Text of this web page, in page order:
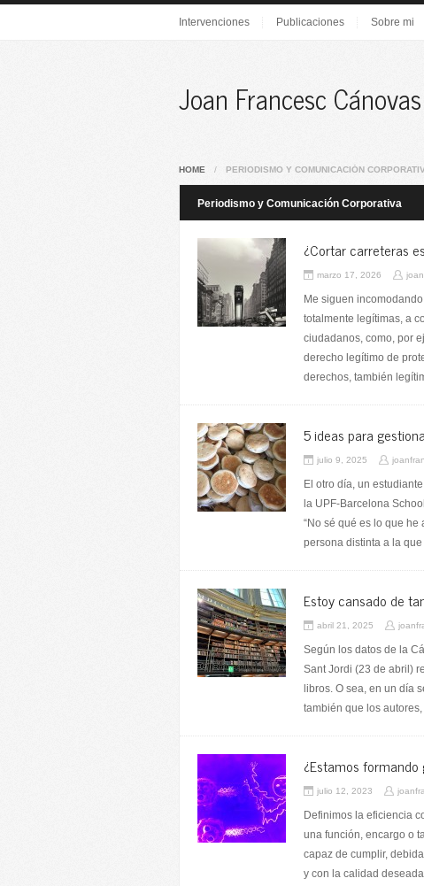
Intervenciones Publicaciones Sobre mi
Joan Francesc Cánovas
HOME / PERIODISMO Y COMUNICACIÓN
Periodismo y Comunicación Corporativa
¿Cortar carreteras
marzo 17, 2026
Me siguen
totalmente legítimas, a
ciudadanos, como, por
derecho legítimo de
derechos, también
5 ideas para
julio 9, 2025
El otro día, un
la UPF-Barcelona
“No sé qué es lo que
persona distinta a la
Estoy cansado de
abril 21, 2025
Según los datos de la
Sant Jordi (23 de abril)
libros. O sea, en un día
también que los autores,
¿Estamos
julio 12, 2023
Definimos la eficiencia
una función, encargo o
capaz de cumplir,
y con la calidad